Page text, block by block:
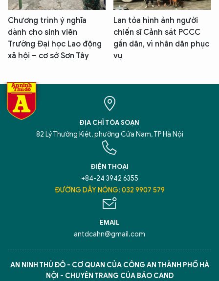
Chương trình ý nghĩa
dành cho sinh viên
Trường Đại học Lao động
xã hội – cơ sở Sơn Tây
Lan tỏa hình ảnh người
chiến sĩ Cảnh sát PCCC
gần dân, vì nhân dân phục
vụ
ĐỊA CHỈ TÒA SOẠN
82 Lý Thường Kiệt, phường Cửa Nam, TP Hà Nội
ĐIỆN THOẠI
+84-24 3942 6355
ĐƯỜNG DÂY NÓNG: 032 9907 579
EMAIL
antdcahn@gmail.com
AN NINH THỦ ĐÔ - CƠ QUAN CỦA CÔNG AN THÀNH PHỐ HÀ
NỘI - CHUYÊN TRANG CỦA BÁO CAND